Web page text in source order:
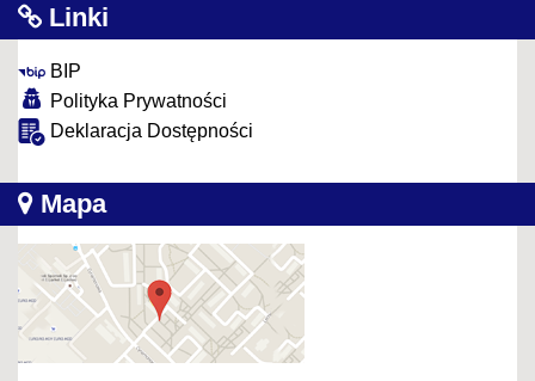
Linki
BIP
Polityka Prywatności
Deklaracja Dostępności
Mapa